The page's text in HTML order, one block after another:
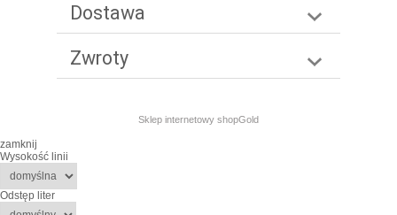
Dostawa
Zwroty
Sklep internetowy shopGold
zamknij
Wysokość linii
Odstęp liter